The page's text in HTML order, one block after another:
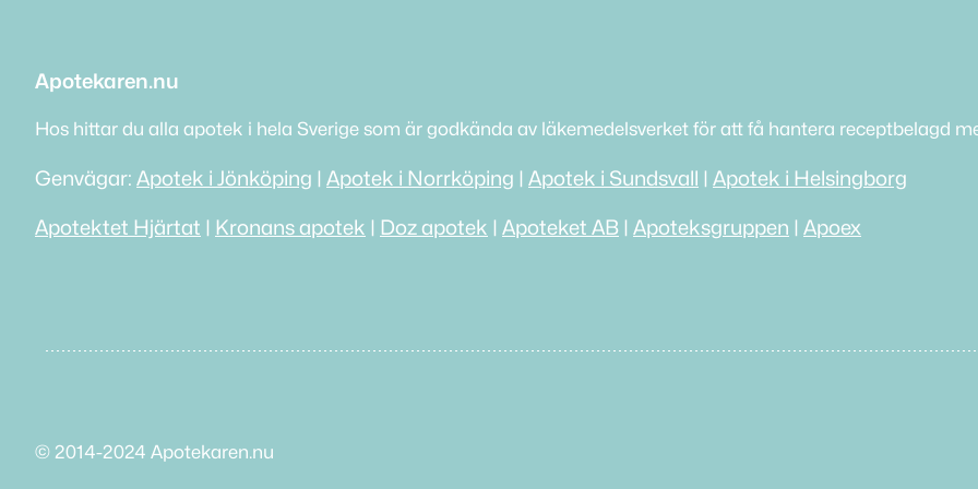
Apotekaren.nu
Hos hittar du alla apotek i hela Sverige som är godkända av läkemedelsverket för att få hantera receptbelagd
Genvägar: Apotek i Jönköping | Apotek i Norrköping | Apotek i Sundsvall | Apotek i Helsingborg
Apotektet Hjärtat | Kronans apotek | Doz apotek | Apoteket AB | Apoteksgruppen | Apoex
© 2014-2024 Apotekaren.nu